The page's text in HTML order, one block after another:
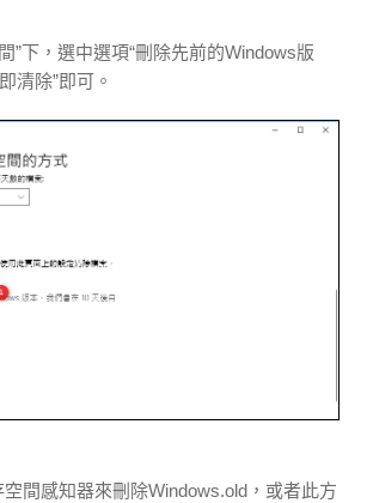
”下，選中選項“刪除先前的Windows版
清除”即可。
間感知器來刪除Windows.old，或者此方